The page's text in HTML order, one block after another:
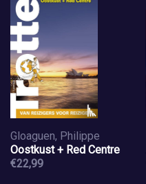
Gloaguen, Philippe
Oostkust + Red Centre
€22,99